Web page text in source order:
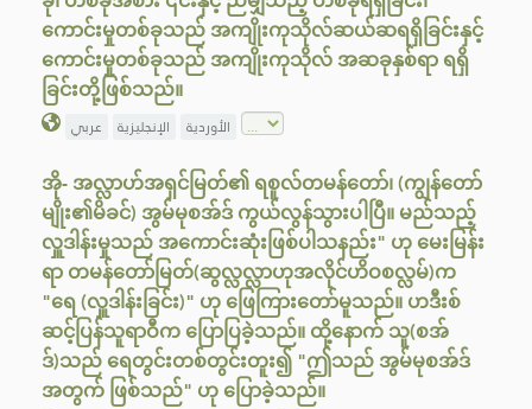
ကောင်းမှုတစ်ခုသည် အကျိုးကုသိုလ်ဆယ်ဆရရှိခြင်းနှင့်
ကောင်းမှုတစ်ခုသည် အကျိုးကုသိုလ် အဆခုနှစ်ရာ ရရှိ
ခြင်းတို့ဖြစ်သည်။
عربي الإنجليزية الأوردية
အို- အလ္လာဟ်အရှင်မြတ်၏ ရစူလ်တမန်တော်၊ (ကျွန်‌တော်
မျိုး၏မိခင်) အွမ်မုစအ်ဒ် ကွယ်လွန်သွားပါပြီ။ မည်သည့်
လှူဒါန်းမှုသည် အကောင်းဆုံးဖြစ်ပါသနည်း" ဟု မေးမြန်း
ရာ တမန်တော်မြတ်(ဆွလ္လလ္လာဟုအလိုင်ဟိဝစလ္လမ်)က
"ရေ (လှူဒါန်းခြင်း)" ဟု ဖြေကြားတော်မူသည်။ ဟဒီးစ်
ဆင့်ပြန်သူရာဝီက ပြောပြခဲ့သည်။ ထို့နောက် သူ(စအ်
ဒ်)သည် ရေတွင်းတစ်တွင်းတူး၍ "ဤသည် အွမ်မုစအ်ဒ်
အတွက် ဖြစ်သည်" ဟု ပြောခဲ့သည်။